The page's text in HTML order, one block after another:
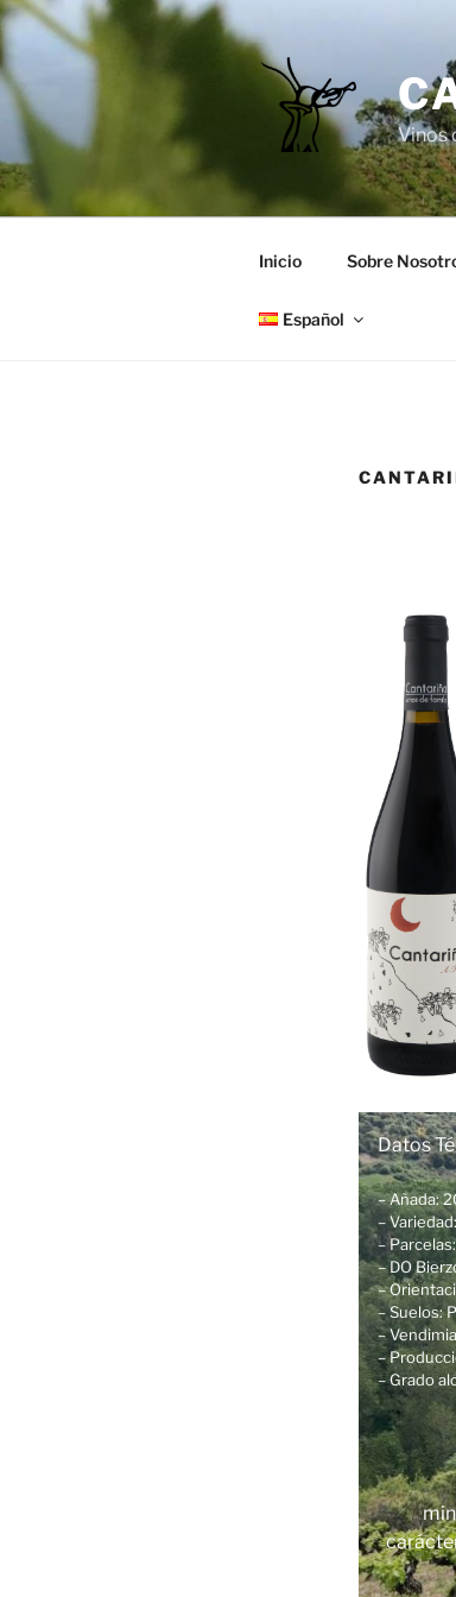
Saltar
al
contenido
Vinos
Inicio Sobre
Español
Datos
– Añada:
–
–
– DO
–
– Suelos:
–
–
– Grado